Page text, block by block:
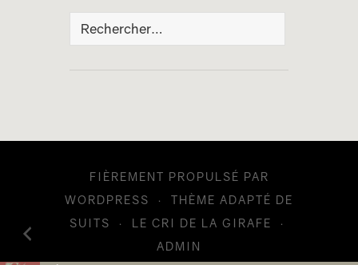
Rechercher :
FIÈREMENT PROPULSÉ PAR
WORDPRESS
·
THÈME ADAPTÉ DE
SUITS
· LE CRI DE LA GIRAFE
·
ADMIN